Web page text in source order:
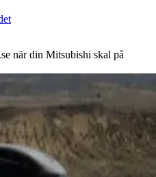
när din Mitsubishi skal på